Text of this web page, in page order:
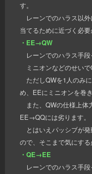
す。
レーンでのハラス以
当てるために近づく必要
・EE→QW
レーンでのハラス手段
ミニオンなどのせいで
ただしQWを1人のみ
め、EEにミニオンを巻
また、QWの仕様上体
EE→QQには劣ります。
とはいえパッシブが
ので、そこまで気にする
・QE→EE
レーンでのハラス手段